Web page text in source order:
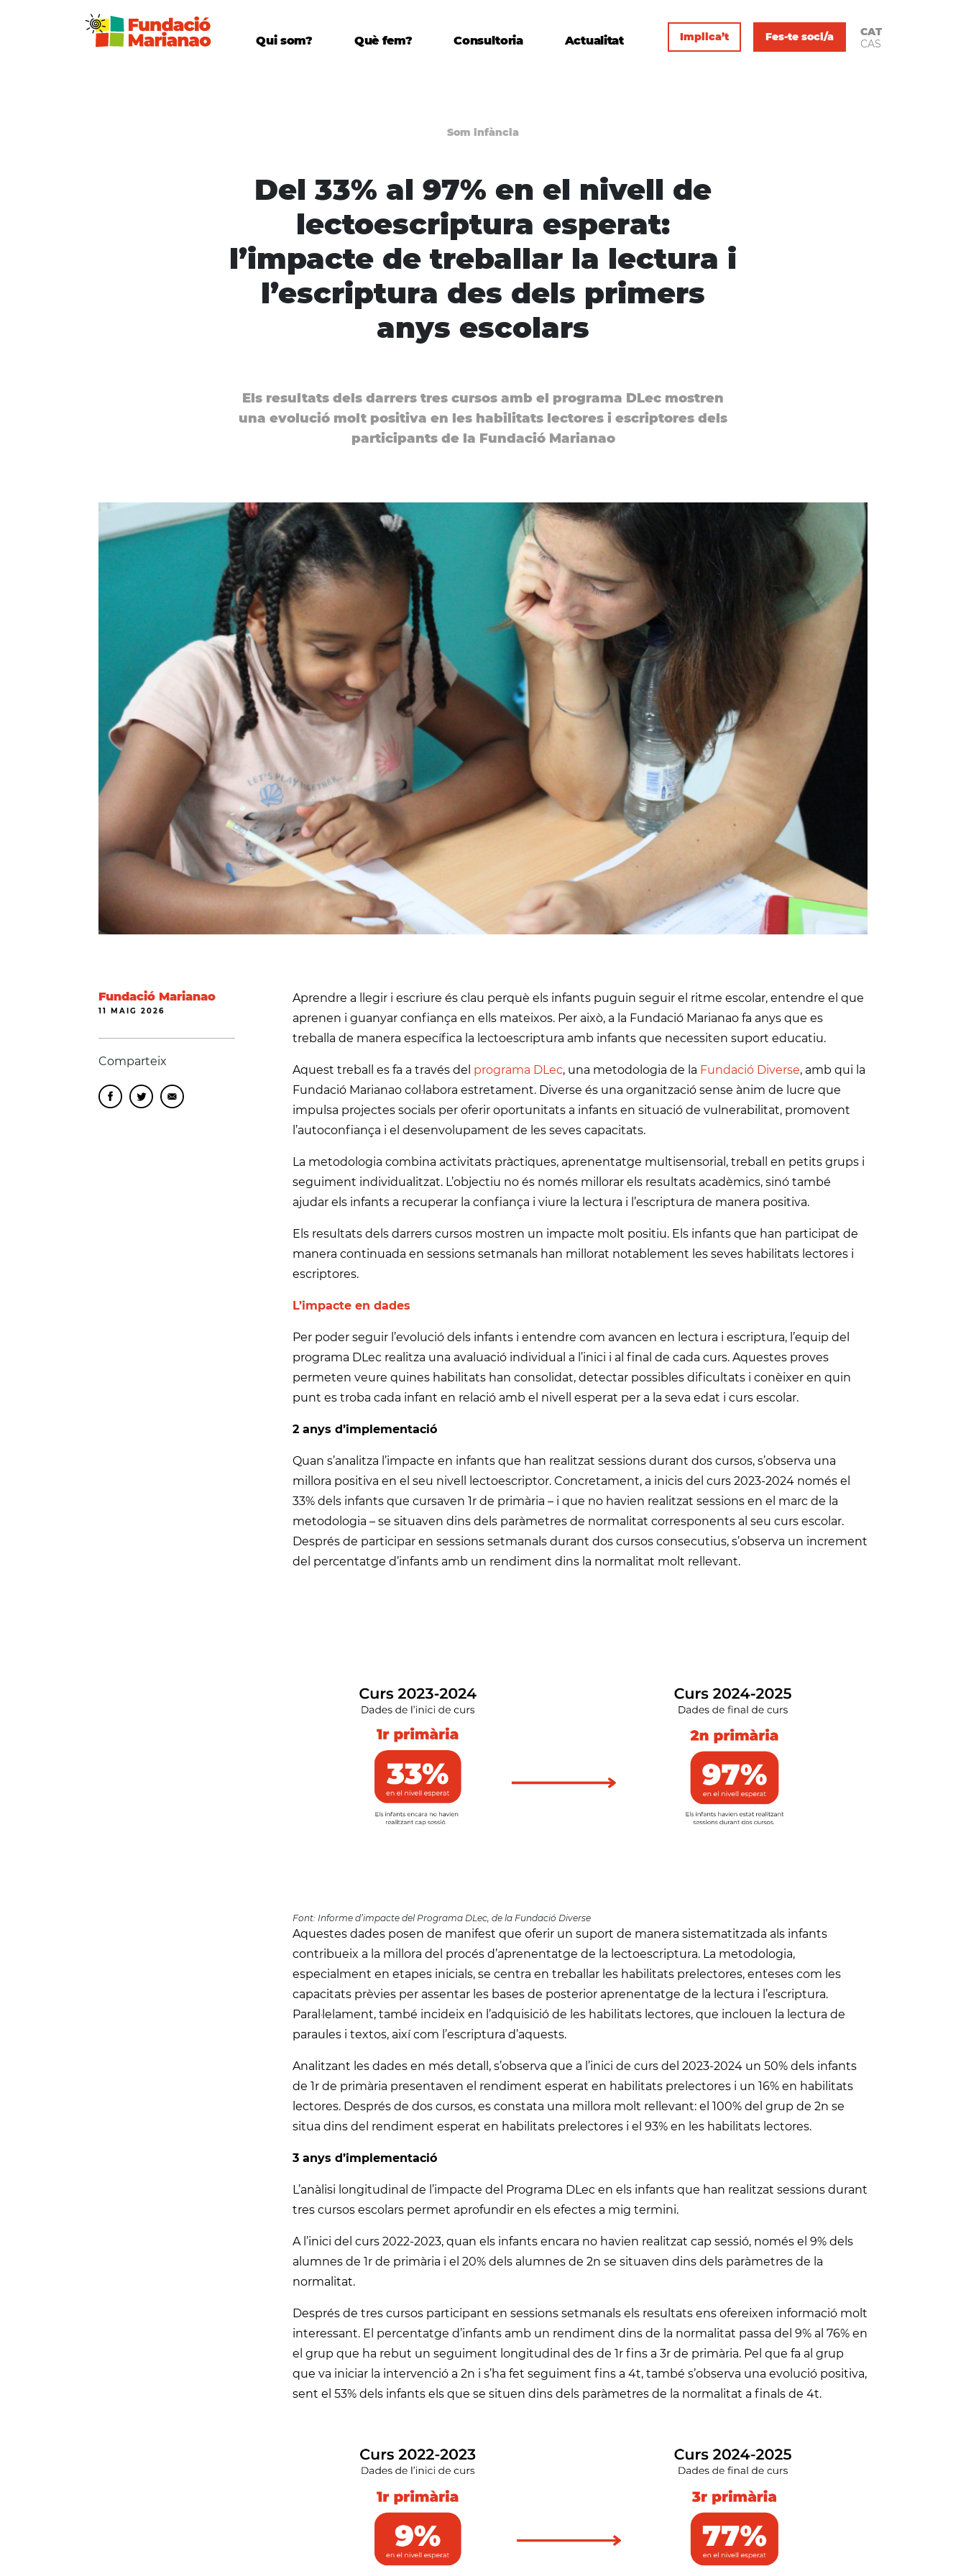
Qui som? Què fem? Consultoria Actualitat Implica’t Fes-te soci/a
CAT
CAS
Som infància
Del 33% al 97% en el nivell de
lectoescriptura esperat:
l’impacte de treballar la lectura i
l’escriptura des dels primers
anys escolars
Els resultats dels darrers tres cursos amb el programa DLec mostren
una evolució molt positiva en les habilitats lectores i escriptores dels
participants de la Fundació Marianao
Fundació Marianao
11 MAIG 2026
Comparteix
Aprendre a llegir i escriure és clau perquè els infants puguin seguir el ritme escolar, entendre el que
aprenen i guanyar confiança en ells mateixos. Per això, a la Fundació Marianao fa anys que es
treballa de manera específica la lectoescriptura amb infants que necessiten suport educatiu.
Aquest treball es fa a través del programa DLec, una metodologia de la Fundació Diverse, amb qui la
Fundació Marianao col·labora estretament. Diverse és una organització sense ànim de lucre que
impulsa projectes socials per oferir oportunitats a infants en situació de vulnerabilitat, promovent
l’autoconfiança i el desenvolupament de les seves capacitats.
La metodologia combina activitats pràctiques, aprenentatge multisensorial, treball en petits grups i
seguiment individualitzat. L’objectiu no és només millorar els resultats acadèmics, sinó també
ajudar els infants a recuperar la confiança i viure la lectura i l’escriptura de manera positiva.
Els resultats dels darrers cursos mostren un impacte molt positiu. Els infants que han participat de
manera continuada en sessions setmanals han millorat notablement les seves habilitats lectores i
escriptores.
L’impacte en dades
Per poder seguir l’evolució dels infants i entendre com avancen en lectura i escriptura, l’equip del
programa DLec realitza una avaluació individual a l’inici i al final de cada curs. Aquestes proves
permeten veure quines habilitats han consolidat, detectar possibles dificultats i conèixer en quin
punt es troba cada infant en relació amb el nivell esperat per a la seva edat i curs escolar.
2 anys d’implementació
Quan s’analitza l’impacte en infants que han realitzat sessions durant dos cursos, s’observa una
millora positiva en el seu nivell lectoescriptor. Concretament, a inicis del curs 2023-2024 només el
33% dels infants que cursaven 1r de primària – i que no havien realitzat sessions en el marc de la
metodologia – se situaven dins dels paràmetres de normalitat corresponents al seu curs escolar.
Després de participar en sessions setmanals durant dos cursos consecutius, s’observa un increment
del percentatge d’infants amb un rendiment dins la normalitat molt rellevant.
Font: Informe d’impacte del Programa DLec, de la Fundació Diverse
Aquestes dades posen de manifest que oferir un suport de manera sistematitzada als infants
contribueix a la millora del procés d’aprenentatge de la lectoescriptura. La metodologia,
especialment en etapes inicials, se centra en treballar les habilitats prelectores, enteses com les
capacitats prèvies per assentar les bases de posterior aprenentatge de la lectura i l’escriptura.
Paral·lelament, també incideix en l’adquisició de les habilitats lectores, que inclouen la lectura de
paraules i textos, així com l’escriptura d’aquests.
Analitzant les dades en més detall, s’observa que a l’inici de curs del 2023-2024 un 50% dels infants
de 1r de primària presentaven el rendiment esperat en habilitats prelectores i un 16% en habilitats
lectores. Després de dos cursos, es constata una millora molt rellevant: el 100% del grup de 2n se
situa dins del rendiment esperat en habilitats prelectores i el 93% en les habilitats lectores.
3 anys d’implementació
L’anàlisi longitudinal de l’impacte del Programa DLec en els infants que han realitzat sessions durant
tres cursos escolars permet aprofundir en els efectes a mig termini.
A l’inici del curs 2022-2023, quan els infants encara no havien realitzat cap sessió, només el 9% dels
alumnes de 1r de primària i el 20% dels alumnes de 2n se situaven dins dels paràmetres de la
normalitat.
Després de tres cursos participant en sessions setmanals els resultats ens ofereixen informació molt
interessant. El percentatge d’infants amb un rendiment dins de la normalitat passa del 9% al 76% en
el grup que ha rebut un seguiment longitudinal des de 1r fins a 3r de primària. Pel que fa al grup
que va iniciar la intervenció a 2n i s’ha fet seguiment fins a 4t, també s’observa una evolució positiva,
sent el 53% dels infants els que se situen dins dels paràmetres de la normalitat a finals de 4t.